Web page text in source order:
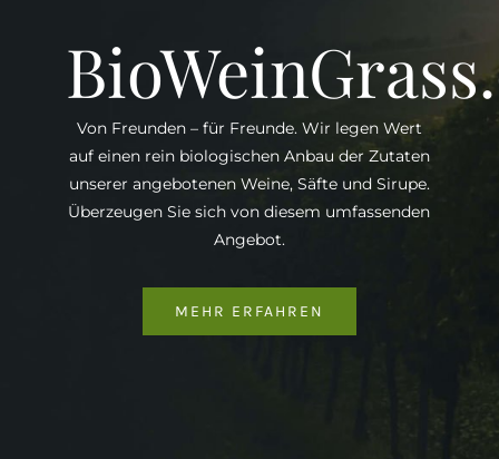
Von Freunden – für Freunde. Wir legen Wert
auf einen rein biologischen Anbau der Zutaten
unserer angebotenen Weine, Säfte und Sirupe.
Überzeugen Sie sich von diesem umfassenden
Angebot.
MEHR ERFAHREN